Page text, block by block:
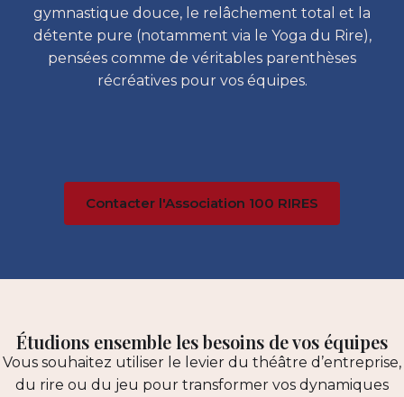
gymnastique douce, le relâchement total et la
détente pure (notamment via le Yoga du Rire),
pensées comme de véritables parenthèses
récréatives pour vos équipes.
Contacter l'Association 100 RIRES
Étudions ensemble les besoins de vos équipes
Vous souhaitez utiliser le levier du théâtre d’entreprise,
du rire ou du jeu pour transformer vos dynamiques